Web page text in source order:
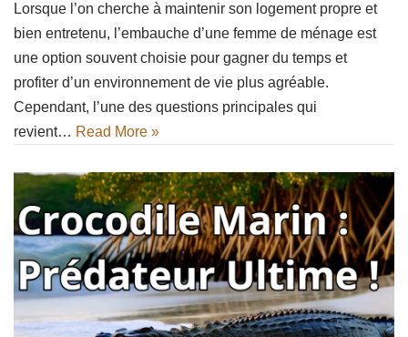
Lorsque l’on cherche à maintenir son logement propre et
bien entretenu, l’embauche d’une femme de ménage est
une option souvent choisie pour gagner du temps et
profiter d’un environnement de vie plus agréable.
Cependant, l’une des questions principales qui
revient… Read More »